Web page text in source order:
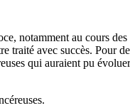
notamment au cours
traité avec succès. Pour
qui auraient pu